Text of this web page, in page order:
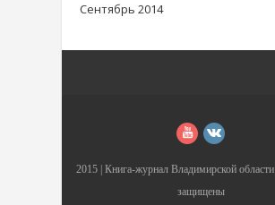
Сентябрь 2014
2015 | Книга-журнал Владимирской области
защищены